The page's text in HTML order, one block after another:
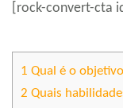
[rock-convert-cta
1 Qual é o
2 Quais